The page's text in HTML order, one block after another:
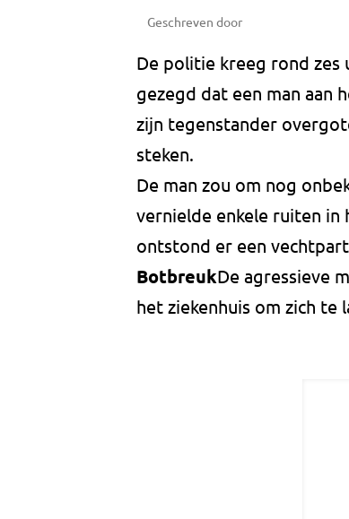
Geschreven door
De politie kreeg rond
gezegd dat een man aan
zijn tegenstander
steken.
De man zou om nog
vernielde enkele ruiten in
ontstond er een
BotbreukDe agressieve
het ziekenhuis om zich te